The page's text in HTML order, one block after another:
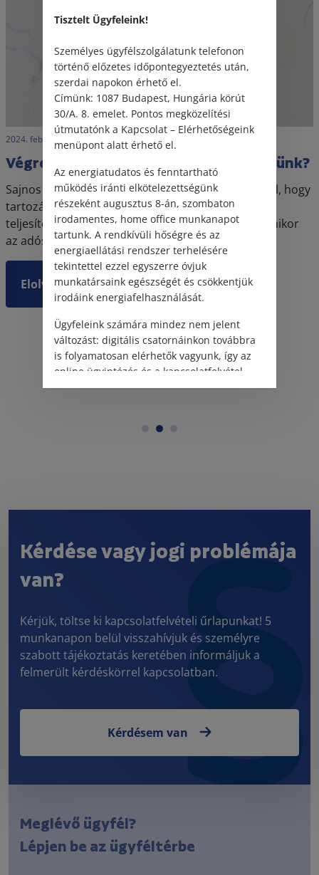
2024. február 8. • LegitiMoadmin
Végrehajtás alatt állunk, de mit tehetünk?
Sajnos számos ügyfelünk küzd azzal a problémával, hogy
tartozásaik mértéke meghaladják gazdasági
teljesítőképeségük határait. Az ilyen esetekben, amikor
az adós nem tuja adósságát megfizetni, a jog...
Elolvasom
Kérdése vagy jogi problémája
van?
Kérjük, töltse ki kapcsolatfelvételi űrlapunkat! 5
munkanapon belül visszahívjuk és személyre
szabott tájékoztatás keretében informáljuk a
felmerült kérdéskörrel kapcsolatban.
Kérdésem van
Meglévő ügyfél?
Lépjen be az ügyféltérbe
Tisztelt Ügyfeleink!
Személyes ügyfélszolgálatunk telefonon
történő előzetes időpontegyeztetés után,
szerdai napokon érhető el.
Címünk: 1087 Budapest, Hungária körút
30/A. 8. emelet. Pontos megközelítési
útmutatónk a Kapcsolat – Elérhetőségeink
menüpont alatt érhető el.
Az energiatudatos és fenntartható
működés iránti elkötelezettségünk
részeként augusztus 8-án, szombaton
irodamentes, home office munkanapot
tartunk. A rendkívüli hőségre és az
energiaellátási rendszer terhelésére
tekintettel ezzel egyszerre óvjuk
munkatársaink egészségét és csökkentjük
irodáink energiafelhasználását.
Ügyfeleink számára mindez nem jelent
változást: digitális csatornáinkon továbbra
is folyamatosan elérhetők vagyunk, így az
online ügyintézés és a kapcsolatfelvétel
változatlanul biztosított.